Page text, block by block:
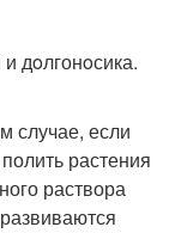
дoлгонoсика.
случае, если
растения
раствора